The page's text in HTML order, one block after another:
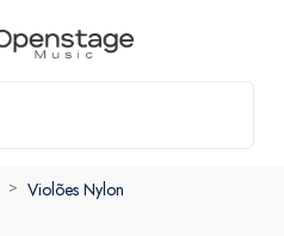
Violões Nylon